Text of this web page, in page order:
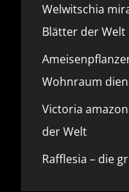
Welwitschia
Blätter der Welt
Wohnraum
Victoria
der Welt
Rafflesia – die